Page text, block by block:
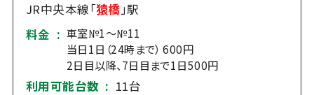
JR中央本線「猿橋」駅
料金 : 車室№1～№11
当日1日（24時まで） 600円
2日目以降、7日目まで1日500円
利用可能台数 : 11台